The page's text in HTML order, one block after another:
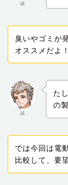
誠
臭いやゴミが
オススメだよ！
誠
た
の
では今回は電
比較して、要